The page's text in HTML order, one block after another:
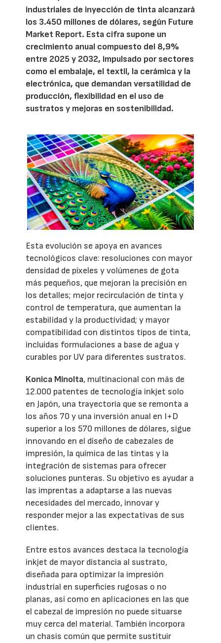
industriales de inyección de tinta alcanzará
los 3.450 millones de dólares, según Future
Market Report. Esta cifra supone un
crecimiento anual compuesto del 8,9%
entre 2025 y 2032, impulsado por sectores
como el embalaje, el textil, la cerámica y la
electrónica, que demandan versatilidad de
producción, flexibilidad en el uso de
sustratos y mejoras en sostenibilidad.
Esta evolución se apoya en avances
tecnológicos clave: resoluciones con mayor
densidad de píxeles y volúmenes de gota
más pequeños, que mejoran la precisión en
los detalles; mejor recirculación de tinta y
control de temperatura, que aumentan la
estabilidad y la productividad; y mayor
compatibilidad con distintos tipos de tinta,
incluidas formulaciones a base de agua y
curables por UV para diferentes sustratos.
Konica Minolta, multinacional con más de
12.000 patentes de tecnología inkjet solo
en Japón, una trayectoria que se remonta a
los años 70 y una inversión anual en I+D
superior a los 570 millones de dólares, sigue
innovando en el diseño de cabezales de
impresión, la química de las tintas y la
integración de sistemas para ofrecer
soluciones punteras. Su objetivo es ayudar a
las imprentas a adaptarse a las nuevas
necesidades del mercado, innovar y
responder mejor a las expectativas de sus
clientes.
Entre estos avances destaca la tecnología
inkjet de mayor distancia al sustrato,
diseñada para optimizar la impresión
industrial en superficies rugosas o no
planas, así como en aplicaciones en las que
el cabezal de impresión no puede situarse
muy cerca del material. También incorpora
un chasis común que permite sustituir